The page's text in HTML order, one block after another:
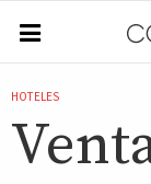
HOTELES